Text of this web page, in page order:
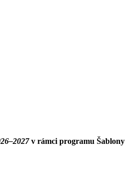
v rámci programu Šablony